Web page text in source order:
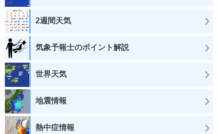
2週間天気
気象予報士のポイント解説
世界天気
地震情報
熱中症情報